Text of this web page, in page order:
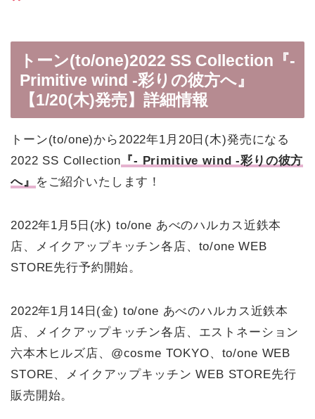
トーン(to/one)2022 SS Collection『-
Primitive wind -彩りの彼方へ』
【1/20(木)発売】詳細情報
トーン(to/one)から2022年1月20日(木)発売になる
2022 SS Collection 『- Primitive wind -彩りの彼方
へ』
をご紹介いたします！
2022年1月5日(水) to/one あべのハルカス近鉄本
店、メイクアップキッチン各店、to/one WEB
STORE先行予約開始。
2022年1月14日(金) to/one あべのハルカス近鉄本
店、メイクアップキッチン各店、エストネーション
六本木ヒルズ店、@cosme TOKYO、to/one WEB
STORE、メイクアップキッチン WEB STORE先行
販売開始。